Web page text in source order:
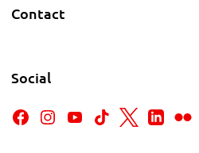
Contact
Social